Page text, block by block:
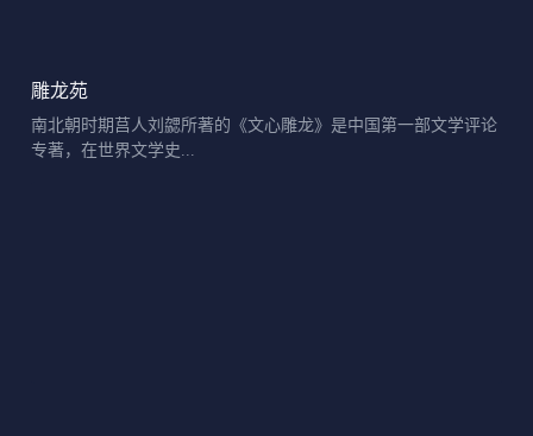
雕龙苑
南北朝时期莒人刘勰所著的《文心雕龙》是中国第一部文学评论
专著，在世界文学史...